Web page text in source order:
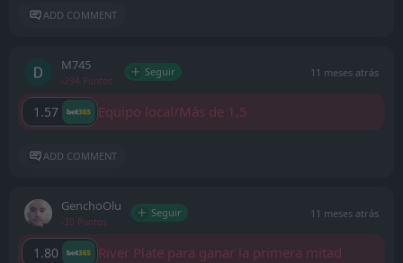
ADD COMMENT
M745
-294 Puntos
Seguir 11 meses atrás
1.57 Equipo local/Más de 1,5
ADD COMMENT
GenchoOlu
-30 Puntos
Seguir 11 meses atrás
1.80 River Plate para ganar la primera mitad